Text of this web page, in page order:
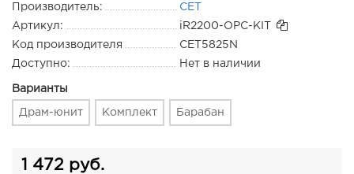
Производитель:
CET
Артикул:
iR2200-OPC-KIT
Код производителя
CET5825N
Доступно:
Нет в наличии
Варианты
Драм-юнит Комплект Барабан
1 472 руб.